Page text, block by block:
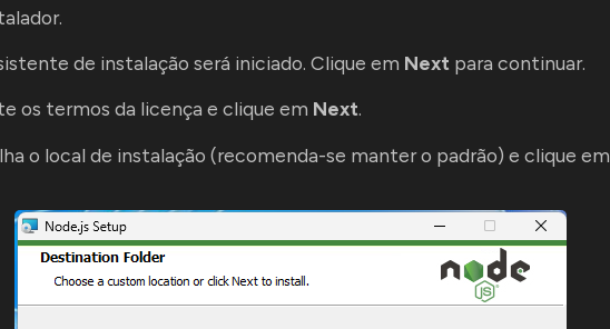
de instalação será iniciado. Clique em Next para continuar.
os termos da licença e clique em Next.
o local de instalação (recomenda-se manter o padrão) e clique em